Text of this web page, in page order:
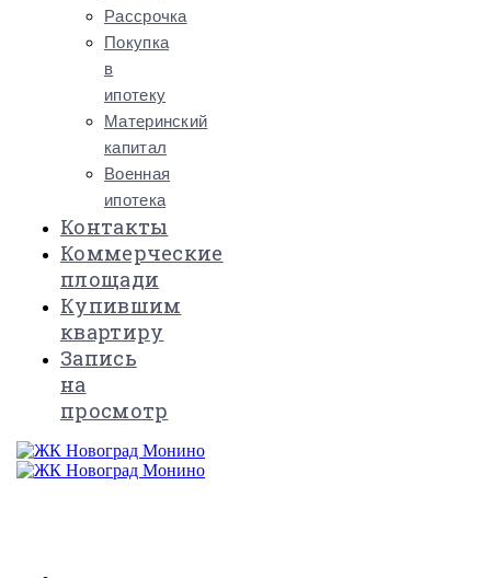
Рассрочка
Покупка
в
ипотеку
Материнский
капитал
Военная
ипотека
Контакты
Коммерческие
площади
Купившим
квартиру
Запись
на
просмотр